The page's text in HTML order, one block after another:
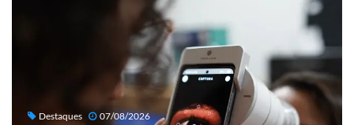
Destaques 07/08/2026